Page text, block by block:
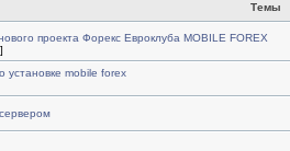
Темы
проекта Форекс Евроклуба MOBILE FOREX
]
установке mobile forex